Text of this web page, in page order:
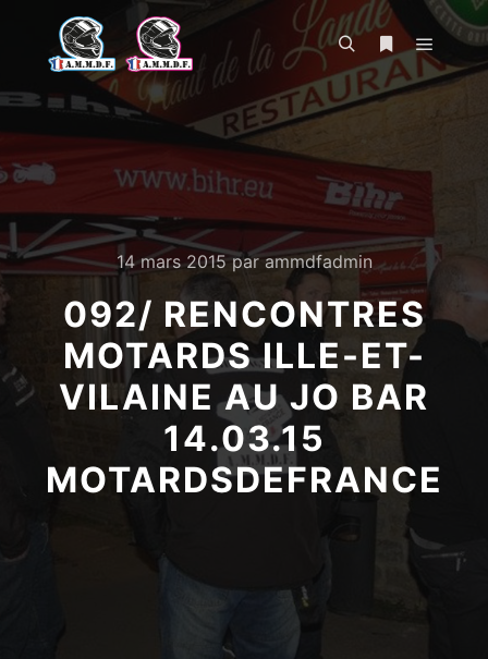
RechercherPlus d’infos
Menu
14 mars 2015 parammdfadmin
092/ RENCONTRES
MOTARDS ILLE-ET-
VILAINE AU JO BAR
14.03.15
MOTARDSDEFRANCE